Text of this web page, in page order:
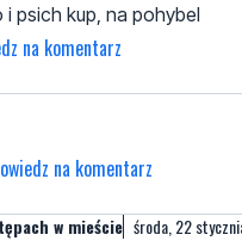
psich kup, na pohybel
na komentarz
na komentarz
w mieście środa, 22